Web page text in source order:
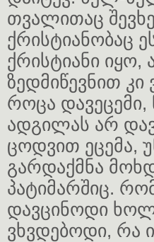
თვალითაც
ქრისტიანობაც
ქრისტიანი იყო,
ზედმიწევნით
როცა
ადგილას არ
ცოდვით ეცემა,
გარდაქმნა
პატიმარშიც.
დავცინოდი
ვხვდებოდი, რა